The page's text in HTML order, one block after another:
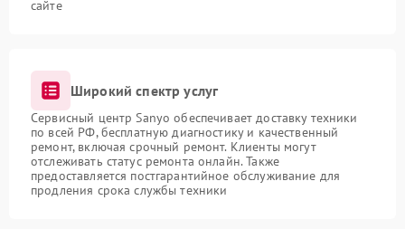
сайте
Широкий спектр услуг
Сервисный центр Sanyo обеспечивает доставку техники
по всей РФ, бесплатную диагностику и качественный
ремонт, включая срочный ремонт. Клиенты могут
отслеживать статус ремонта онлайн. Также
предоставляется постгарантийное обслуживание для
продления срока службы техники